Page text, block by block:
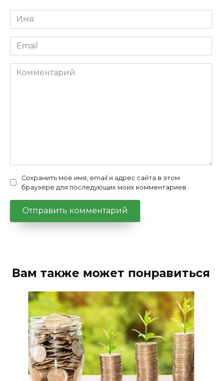
Имя
*
Email
*
Комментарий
Сохранить моё имя, email и адрес сайта в этом
браузере для последующих моих комментариев.
Вам также может понравиться